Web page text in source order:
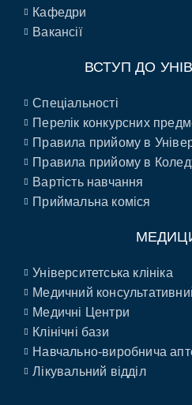
Кафедри
Вакансії
ВСТУП ДО
Спеціальності
Перелік конкурсних
Правила прийому в
Правила прийому в
Вартість навчання
Приймальна коміся
Університетська клініка
Медичний
Медичні Центри
Клінічні бази
Навчально-виробнича
Лікувальний відділ